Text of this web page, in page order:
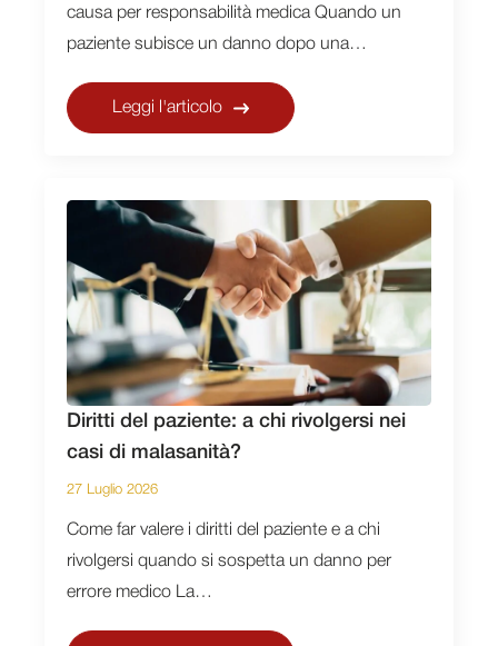
causa per responsabilità medica Quando un
paziente subisce un danno dopo una…
Leggi l'articolo
Diritti del paziente: a chi rivolgersi nei
casi di malasanità?
27 Luglio 2026
Come far valere i diritti del paziente e a chi
rivolgersi quando si sospetta un danno per
errore medico La…